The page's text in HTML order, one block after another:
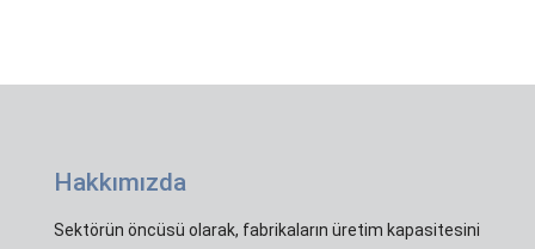
Hakkımızda
Sektörün öncüsü olarak, fabrikaların üretim kapasitesini